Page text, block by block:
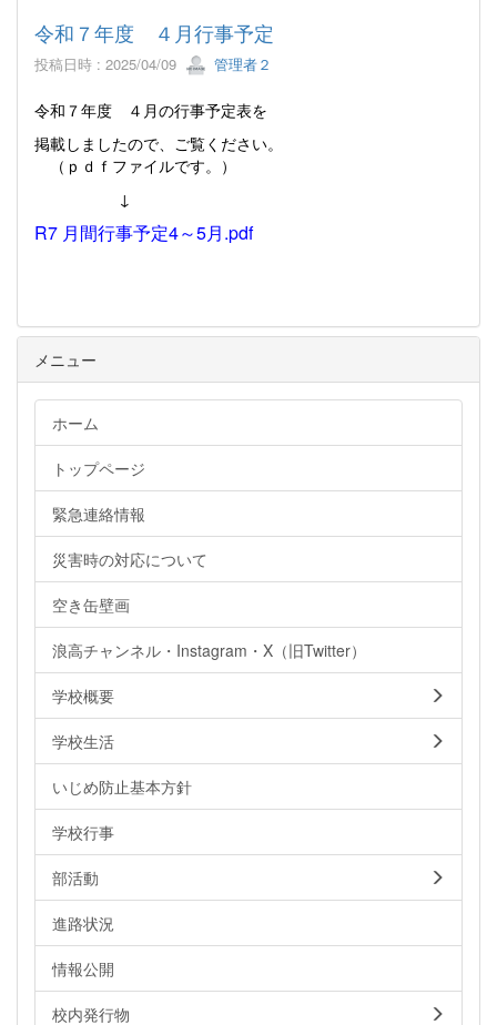
令和７年度 ４月行事予定
投稿日時 : 2025/04/09 管理者２
令和７年度 ４月の行事予定表を
掲載しましたので、ご覧ください。
（ｐｄｆファイルです。）
↓
R7 月間行事予定4～5月.pdf
メニュー
ホーム
トップページ
緊急連絡情報
災害時の対応について
空き缶壁画
浪高チャンネル・Instagram・X（旧Twitter）
学校概要
学校生活
いじめ防止基本方針
学校行事
部活動
進路状況
情報公開
校内発行物